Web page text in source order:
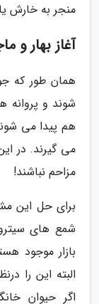
منجر به خارش
آغاز بهار
همان طور که
شوند و پروانه
هم پیدا می
می گیرند. در
مزاحم نباشند!
برای حل این
شمع های
بازار موجود
البته این را
اگر حیوان